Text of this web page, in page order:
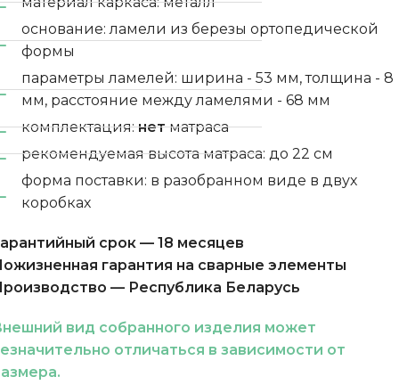
основание: ламели из березы ортопедической
формы
параметры ламелей: ширина - 53 мм, толщина - 8
мм, расстояние между ламелями - 68 мм
комплектация:нетматраса
рекомендуемая высота матраса: до 22 см
форма поставки: в разобранном виде в двух
коробках
срок — 18 месяцев
гарантия на сварные элементы
— Республика Беларусь
вид собранного изделия может
отличаться в зависимости от